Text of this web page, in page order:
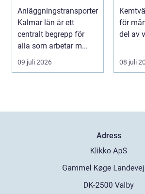
byggprojekt
Anläggningstransporter
Kalmar län är ett
centralt begrepp för
alla som arbetar m...
09 juli 2026
för
del av
08 juli
Adress